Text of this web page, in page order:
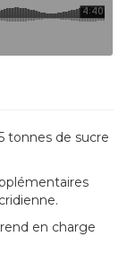
tonnes de sucre
en charge